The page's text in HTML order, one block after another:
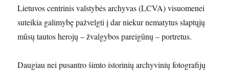
Lietuvos centrinis valstybės archyvas (LCVA) visuomenei
suteikia galimybę pažvelgti į dar niekur nematytus slaptųjų
mūsų tautos herojų – žvalgybos pareigūnų – portretus.
Daugiau nei pusantro šimto istorinių archyvinių fotografijų